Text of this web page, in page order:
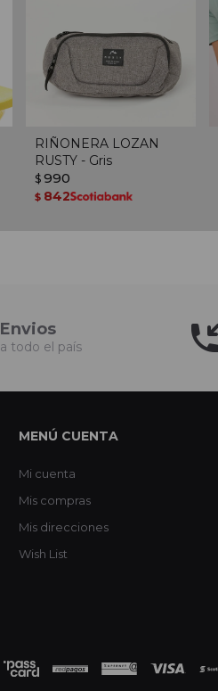
RIÑONERA LOZAN
RUSTY - Gris
$ 990
$ 842
Envios
a todo el país
MENÚ CUENTA
Mi cuenta
Mis compras
Mis direcciones
Wish List